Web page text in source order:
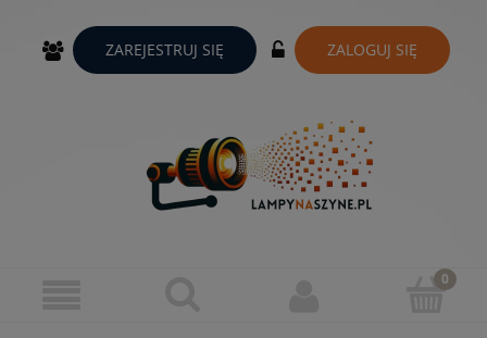
ZAREJESTRUJ SIĘ ZALOGUJ SIĘ